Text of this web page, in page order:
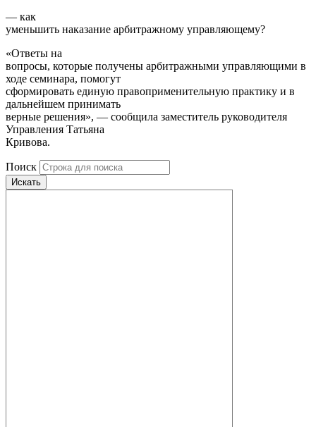
— как
уменьшить наказание арбитражному управляющему?
«Ответы на
вопросы, которые получены арбитражными управляющими в
ходе семинара, помогут
сформировать единую правоприменительную практику и в
дальнейшем принимать
верные решения», — сообщила заместитель руководителя
Управления Татьяна
Кривова.
Поиск
Искать